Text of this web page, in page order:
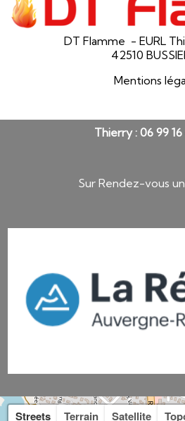
DT Flamme - EURL
42510
Mentions
Thierry : 06 99
Sur Rendez-vous
Streets Terrain Satellite